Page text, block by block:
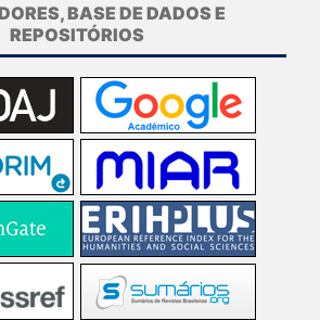
BASE DE DADOS E
REPOSITÓRIOS